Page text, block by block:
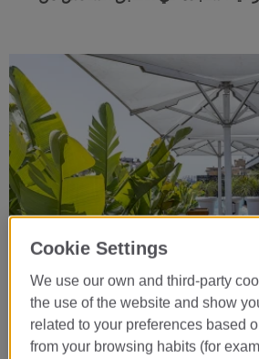
Cookie Settings
We use our own and third-party
the use of the website and show
related to your preferences based
from your browsing habits (for